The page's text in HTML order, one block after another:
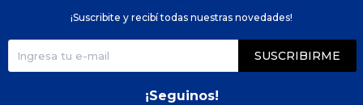
¡Suscribite y recibí todas nuestras novedades!
SUSCRIBIRME
¡Seguinos!